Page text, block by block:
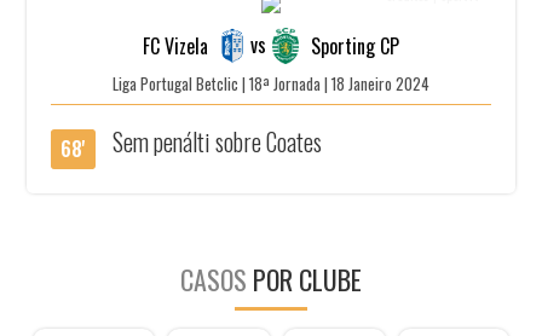
FC Vizela vs Sporting CP
Liga Portugal Betclic | 18ª Jornada | 18 Janeiro 2024
68' Sem penálti sobre Coates
CASOS POR CLUBE